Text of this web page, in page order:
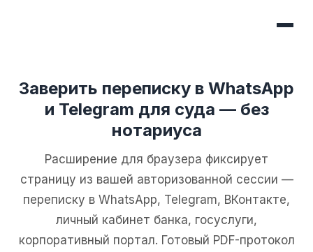
Заверить переписку в WhatsApp
и Telegram для суда — без
нотариуса
Расширение для браузера фиксирует
страницу из вашей авторизованной сессии —
переписку в WhatsApp, Telegram, ВКонтакте,
личный кабинет банка, госуслуги,
корпоративный портал. Готовый PDF-протокол